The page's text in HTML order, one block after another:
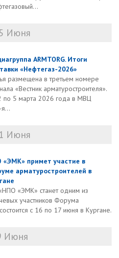
Июня
ARMTORG. Итоги
«Нефтегаз-2026»
размещена в третьем номере
«Вестник арматуростроителя».
по 5 марта 2026 года в МВЦ
Июня
«ЭМК» примет участие в
арматуростроителей в
«ЭМК» станет одним из
участников Форума
с 16 по 17 июня в Кургане.
Июня